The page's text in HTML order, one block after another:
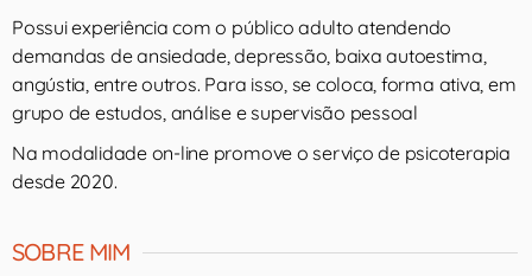
Possui experiência com o público adulto atendendo
demandas de ansiedade, depressão, baixa autoestima,
angústia, entre outros. Para isso, se coloca, forma ativa, em
grupo de estudos, análise e supervisão pessoal
Na modalidade on-line promove o serviço de psicoterapia
desde 2020.
SOBRE MIM